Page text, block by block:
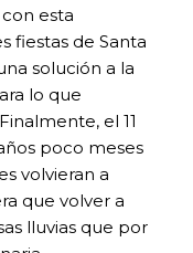
esta
fiestas de Santa
solución a la
lo que
el 11
poco meses
volvieran a
que volver a
lluvias que por